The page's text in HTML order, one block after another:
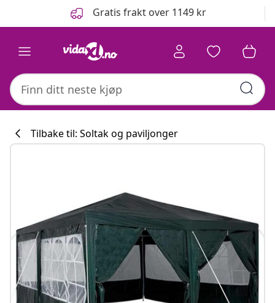
Gratis frakt over 1149 kr
Tilbake til: Soltak og paviljonger